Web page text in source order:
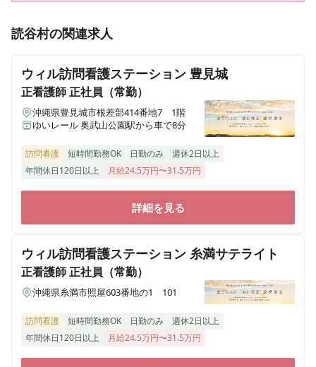
読谷村の関連求人
ウィル訪問看護ステーション 豊見城
正看護師正社員（常勤）
沖縄県豊見城市根差部414番地7 1階
ゆいレール 奥武山公園駅から車で8分
訪問看護 短時間勤務OK 日勤のみ
週休2日以上
年間休日120日以上
月給24.5万円〜31.5万円
詳細を見る
ウィル訪問看護ステーション 糸満サテライト
正看護師正社員（常勤）
沖縄県糸満市照屋603番地の1 101
訪問看護 短時間勤務OK 日勤のみ
週休2日以上
年間休日120日以上
月給24.5万円〜31.5万円